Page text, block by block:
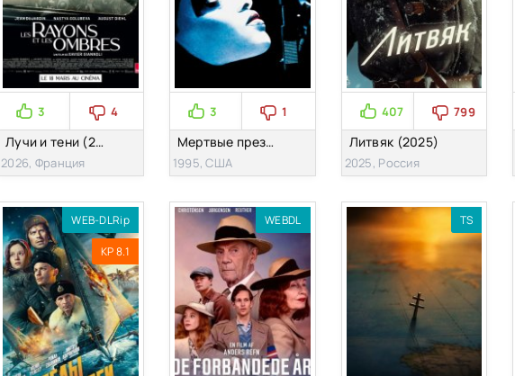
3 4
Лучи и тени (2026)
2026, Франция
3 1
Мертвые президенты (1995)
1995, США
407 799
Литвяк (2025)
2025, Россия
WEB-DLRip
KP 8.1
WEBDL TS